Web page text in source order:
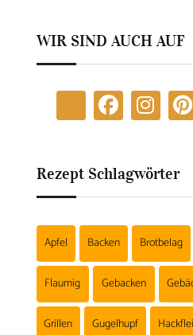
WIR SIND AUCH AUF
Rezept Schlagwörter
Apfel Backen Brotbelag
Flaumig Gebacken
Grillen Gugelhupf